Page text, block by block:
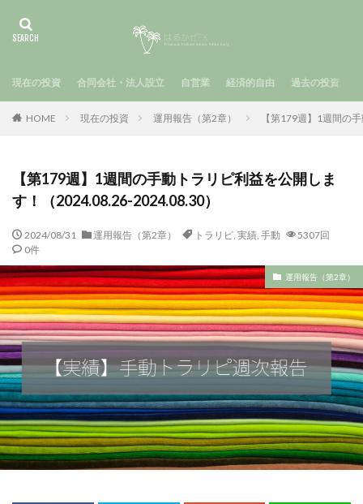
現在の投資 合同会社・法人設立 自営業 経済的自由 過去の投資
HOME 現在の投資 運用報告（第2章） 【第179週】1週間の
【第179週】1週間の手動トラリピ利益を公開しま
す！（2024.08.26-2024.08.30）
2024/08/31 運用報告（第2章） トラリピ, 実績, 手動
5307回
0件
運用報告（第2章）